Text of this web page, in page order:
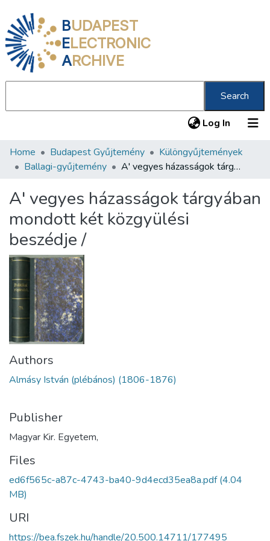
BUDAPEST
ELECTRONIC
ARCHIVE
Search
Log In (current)
Communities & Collections
Statistics
About us
Home Budapest Gyűjtemény
Különgyűjtemények
Ballagi-gyűjtemény
A' vegyes házasságok tárgyában mondott két közgyülési beszédje /
A' vegyes házasságok tárgyában
mondott két közgyülési
beszédje /
Authors
Almásy István (plébános) (1806-1876)
Publisher
Magyar Kir. Egyetem,
Files
ed6f565c-a87c-4743-ba40-9d4ecd35ea8a.pdf(4.04
MB)
URI
https://bea.fszek.hu/handle/20.500.14711/177495